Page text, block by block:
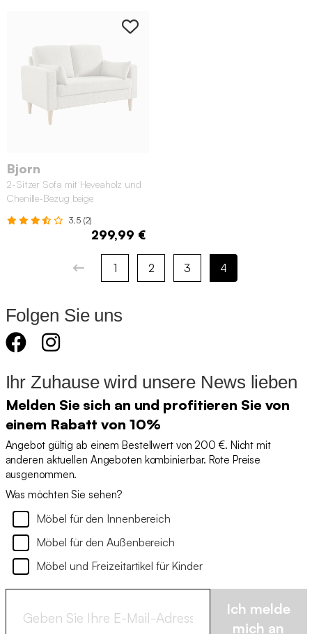
Bjorn
2-Sitzer Sofa mit Heveaholz und
Chenille-Bezug beige
3.5 (2)
299,99 €
1 2 3 4
Folgen Sie uns
Ihr Zuhause wird unsere News lieben
Melden Sie sich an und profitieren Sie von
einem Rabatt von 10%
Angebot gültig ab einem Bestellwert von 200 €. Nicht mit
anderen aktuellen Angeboten kombinierbar. Rote Preise
ausgenommen.
Was möchten Sie sehen?
Möbel für den Innenbereich
Möbel für den Außenbereich
Möbel und Freizeitartikel für Kinder
Ich melde
mich an